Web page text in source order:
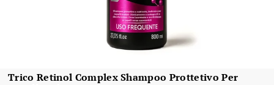
Trico Retinol Complex Shampoo Prottetivo Per